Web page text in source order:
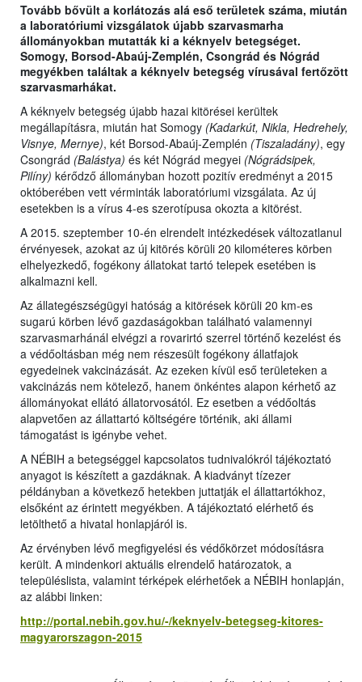
Tovább bővült a korlátozás alá eső területek száma, miután
a laboratóriumi vizsgálatok újabb szarvasmarha
állományokban mutatták ki a kéknyelv betegséget.
Somogy, Borsod-Abaúj-Zemplén, Csongrád és Nógrád
megyékben találtak a kéknyelv betegség vírusával fertőzött
szarvasmarhákat.
A kéknyelv betegség újabb hazai kitörései kerültek
megállapításra, miután hat Somogy (Kadarkút, Nikla, Hedrehely,
Visnye, Mernye), két Borsod-Abaúj-Zemplén (Tiszaladány), egy
Csongrád (Balástya) és két Nógrád megyei (Nógrádsipek,
Pilíny) kérődző állományban hozott pozitív eredményt a 2015
októberében vett vérminták laboratóriumi vizsgálata. Az új
esetekben is a vírus 4-es szerotípusa okozta a kitörést.
A 2015. szeptember 10-én elrendelt intézkedések változatlanul
érvényesek, azokat az új kitörés körüli 20 kilométeres körben
elhelyezkedő, fogékony állatokat tartó telepek esetében is
alkalmazni kell.
Az állategészségügyi hatóság a kitörések körüli 20 km-es
sugarú körben lévő gazdaságokban található valamennyi
szarvasmarhánál elvégzi a rovarirtó szerrel történő kezelést és
a védőoltásban még nem részesült fogékony állatfajok
egyedeinek vakcinázását. Az ezeken kívül eső területeken a
vakcinázás nem kötelező, hanem önkéntes alapon kérhető az
állományokat ellátó állatorvosától. Ez esetben a védőoltás
alapvetően az állattartó költségére történik, aki állami
támogatást is igénybe vehet.
A NÉBIH a betegséggel kapcsolatos tudnivalókról tájékoztató
anyagot is készített a gazdáknak. A kiadványt tízezer
példányban a következő hetekben juttatják el állattartókhoz,
elsőként az érintett megyékben. A tájékoztató elérhető és
letölthető a hivatal honlapjáról is.
Az érvényben lévő megfigyelési és védőkörzet módosításra
került. A mindenkori aktuális elrendelő határozatok, a
településlista, valamint térképek elérhetőek a NÉBIH honlapján,
az alábbi linken:
http://portal.nebih.gov.hu/-/keknyelv-betegseg-kitores-
magyarorszagon-2015